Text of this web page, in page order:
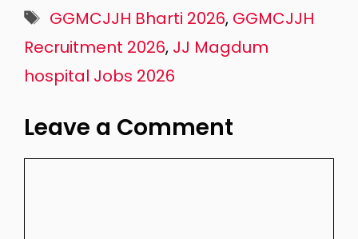
Tags
GGMCJJH Bharti 2026, GGMCJJH
Recruitment 2026, JJ Magdum
hospital Jobs 2026
Leave a Comment